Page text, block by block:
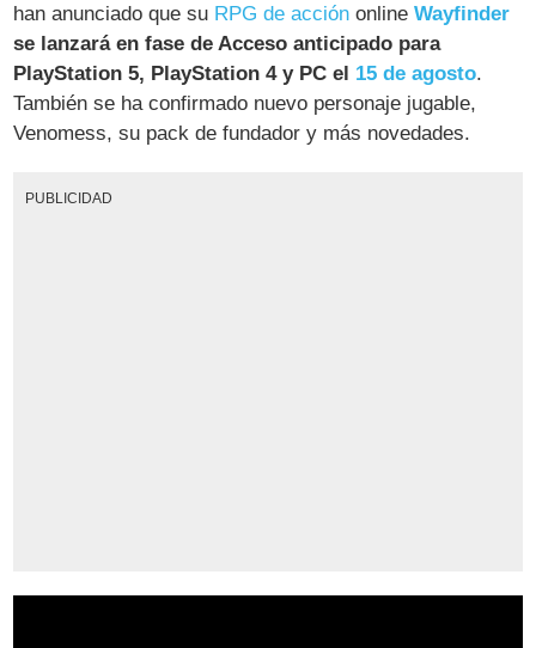
han anunciado que su RPG de acción onlineWayfinder
se lanzará en fase de Acceso anticipado para
PlayStation 5, PlayStation 4 y PC el 15 de agosto.
También se ha confirmado nuevo personaje jugable,
Venomess, su pack de fundador y más novedades.
PUBLICIDAD